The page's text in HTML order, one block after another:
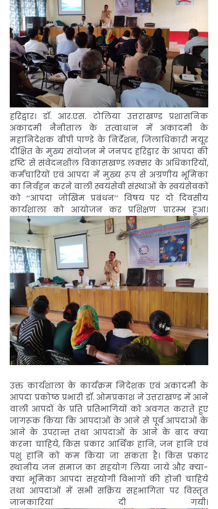
हरिद्वार। डॉ. आर.एस. टोलिया उत्तराखण्ड प्रशासनिक
अकादमी नैनीताल के तत्वाधान में अकादमी के
महानिदेशक बीपी पाण्डे के निर्देशन, जिलाधिकारी मयूर
दीक्षित के मुख्य संयोजन मे जनपद हरिद्वार के आपदा की
दृष्टि से संवेदनशील विकासखण्ड लक्सर के अधिकारियों,
कर्मचारियों एवं आपदा में मुख्य रूप से अग्रणीय भूमिका
का निर्वहन करने वाली स्वयंसेवी संस्थाओं के स्वयंसेवकों
को ‘‘आपदा जोखिम प्रबंधन’’ विषय पर दो दिवसीय
कार्यशाला को आयोजन कर प्रशिक्षण प्रारम्भ हुआ।
उक्त कार्यशाला के कार्यक्रम निदेशक एवं अकादमी के
आपदा प्रकोष्ठ प्रभारी डॉ. ओमप्रकाश ने उत्तराखण्ड में आने
वाली आपदों के प्रति प्रतिभागियों को अवगत कराते हुए
जागरूक किया कि आपदाओं के आने से पूर्व आपदाओं के
आने के उपरान्त तथा आपदाओं के आने के बाद क्या
करना चाहिये, किस प्रकार आर्थिक हानि, जन हानि एवं
पशु हानि को कम किया जा सकता है। किस प्रकार
स्थानीय जन समाज का सहयोग लिया जाये और क्या-
क्या भूमिका आपदा सहयोगी विभागों की होनी चाहिये
तथा आपदाओं में सभी सक्रिय सहभागिता पर विस्तृत
जानकारियां दी गयी।